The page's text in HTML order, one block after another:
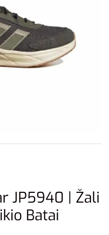
JP5940 | Žali
Batai